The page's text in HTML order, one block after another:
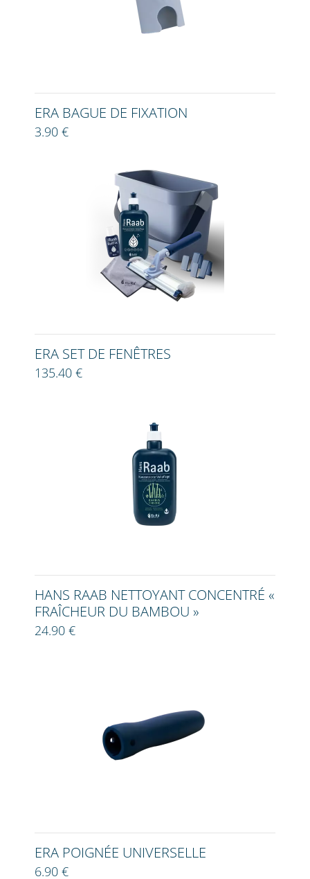
ERA BAGUE DE FIXATION
3.90 €
ERA SET DE FENÊTRES
135.40 €
HANS RAAB NETTOYANT CONCENTRÉ «
FRAÎCHEUR DU BAMBOU »
24.90 €
ERA POIGNÉE UNIVERSELLE
6.90 €